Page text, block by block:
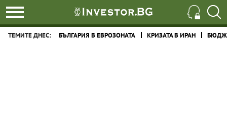
ТЕМИТЕ ДНЕС: БЪЛГАРИЯ В ЕВРОЗОНАТА КРИЗАТА В ИРАН